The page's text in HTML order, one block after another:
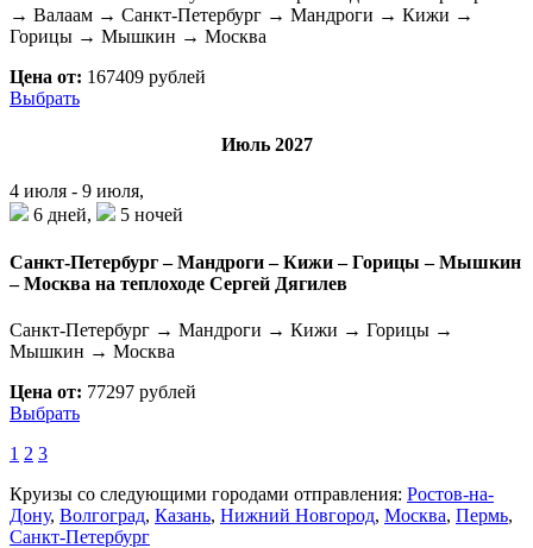
→ Валаам → Санкт-Петербург → Мандроги → Кижи →
Горицы → Мышкин → Москва
Цена от: 167409 рублей
Выбрать
Июль 2027
4 июля - 9 июля,
6 дней,
5 ночей
Санкт-Петербург – Мандроги – Кижи – Горицы – Мышкин
– Москва на теплоходе Сергей Дягилев
Санкт-Петербург → Мандроги → Кижи → Горицы →
Мышкин → Москва
Цена от: 77297 рублей
Выбрать
1 2 3
Круизы со следующими городами отправления: Ростов-на-
Дону, Волгоград, Казань, Нижний Новгород, Москва, Пермь,
Санкт-Петербург